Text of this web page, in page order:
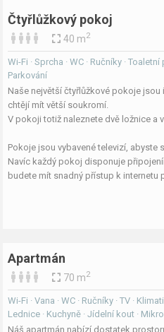
Čtyřlůžkový pokoj
40 m2
Wi-Fi · Sprcha · WC · Ručníky · Toaletní
Parkování
Naše největší čtyřlůžkové pokoje
chtějí mít větší soukromí.
V pokoji totiž naleznete dvě ložnice a
Pokoje jsou vybavené televizí, abyste
Navíc každý pokoj disponuje
budete mít snadný přístup k internetu
Apartmán
70 m2
Wi-Fi · Vana · WC · Ručníky · TV ·
Lednice · Kuchyně · Jídelní kout ·
Náš apartmán nabízí dostatek